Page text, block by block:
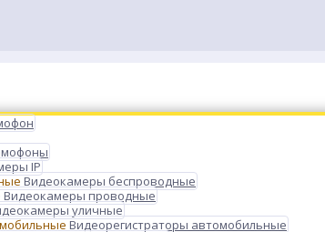
IP
Видеокамеры беспроводные
Видеокамеры проводные
уличные
Видеорегистраторы автомобильные